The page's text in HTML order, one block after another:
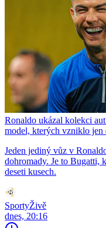
Ronaldo ukázal kolekci
model, kterých vzniklo jen
Jeden jediný vůz v
dohromady. Je to Bugatti,
deseti kusech.
SportyŽivě
dnes, 20:16